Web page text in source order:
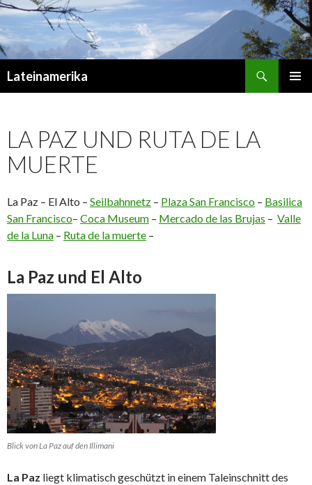
Lateinamerika
LA PAZ UND RUTA DE LA
MUERTE
La Paz – El Alto – Seilbahnnetz – Plaza San Francisco – Basilica
San Francisco– Coca Museum – Mercado de las Brujas – Valle
de la Luna – Ruta de la muerte –
La Paz und El Alto
Blick von La Paz auf den Illimani
La Paz liegt klimatisch geschützt in einem Taleinschnitt des